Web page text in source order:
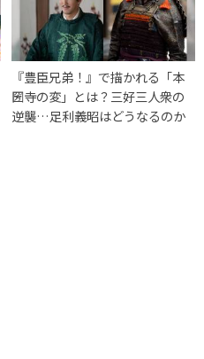
『豊臣兄弟！』で描かれる「本
圀寺の変」とは？三好三人衆の
逆襲…足利義昭はどうなるのか